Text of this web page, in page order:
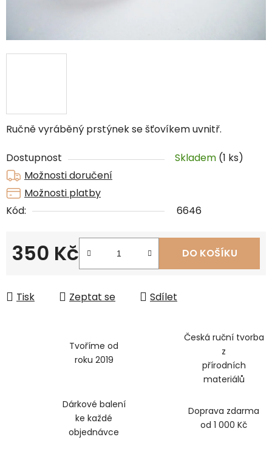
Ručně vyráběný prstýnek se šťovíkem uvnitř.
Dostupnost Skladem (1 ks)
Možnosti doručení
Možnosti platby
Kód:
6646
350 Kč DO KOŠÍKU
Tisk Zeptat se Sdílet
Tvoříme od
roku 2019
Česká ruční tvorba
z
přírodních
materiálů
Dárkové balení
ke každé
objednávce
Doprava zdarma
od 1 000 Kč